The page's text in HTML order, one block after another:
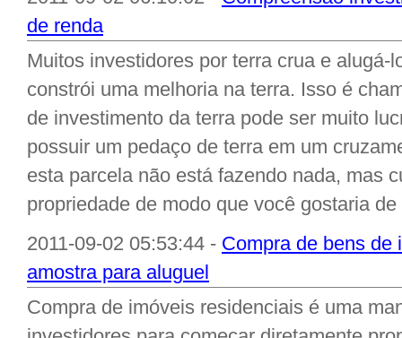
de renda
Muitos investidores por terra crua e alugá-
constrói uma melhoria na terra. Isso é
de investimento da terra pode ser muito
possuir um pedaço de terra em um
esta parcela não está fazendo nada, mas
propriedade de modo que você gostaria de
2011-09-02 05:53:44 - Compra de bens de
amostra para aluguel
Compra de imóveis residenciais é uma